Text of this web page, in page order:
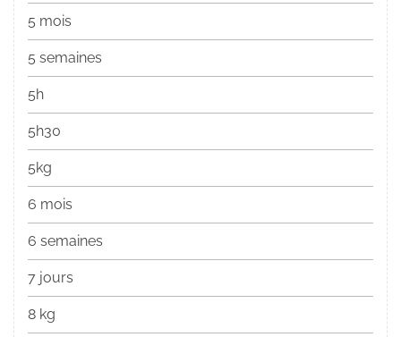
5 mois
5 semaines
5h
5h30
5kg
6 mois
6 semaines
7 jours
8 kg